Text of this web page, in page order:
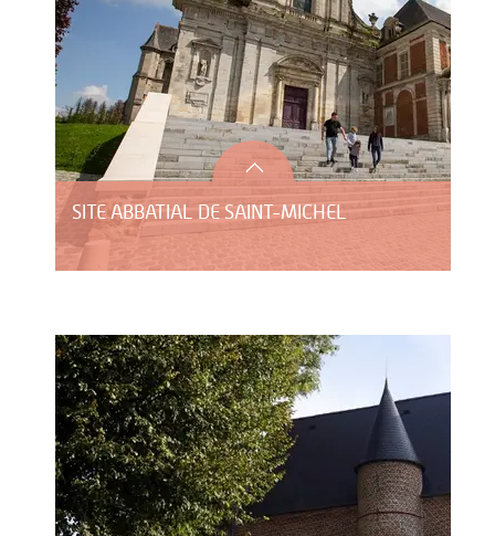
SITE ABBATIAL DE SAINT-MICHEL
LE DOMAINE DE BLANGY